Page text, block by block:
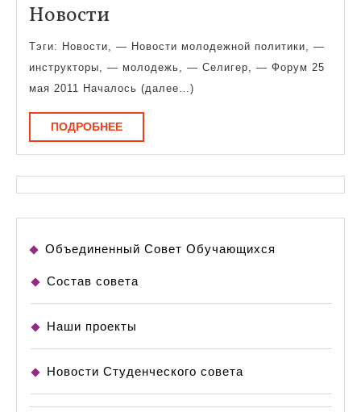
Новости
Тэги: Новости, — Новости молодежной политики, —
инструкторы, — молодежь, — Селигер, — Форум 25
мая 2011 Началось (далее…)
ПОДРОБНЕЕПОДРОБНЕЕ
Объединенный Совет Обучающихся
Состав совета
Наши проекты
Новости Студенческого совета